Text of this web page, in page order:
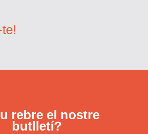
rebre el nostre
butlletí?